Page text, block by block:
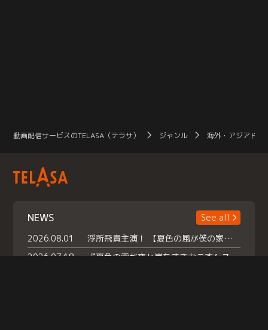
動画配信サービスのTELASA（テラサ） ジャンル 海外・アジアドラ
NEWS
See all
2026.08.01
浮所飛貴主演！ 【夏色の風が僕の家にやってきた】 本日よりテラサで独占配信スタート！
2026.07.18
『夏色の雲が恋と嵐をまきおこす』スペシャルメイキング 【Part1】2026年７月18日（土）23時30分～配信スタート！話題のシーンの裏側を大公開！豪華キャスト大集合！ 『武宮家 真夏の家族会議』開催！